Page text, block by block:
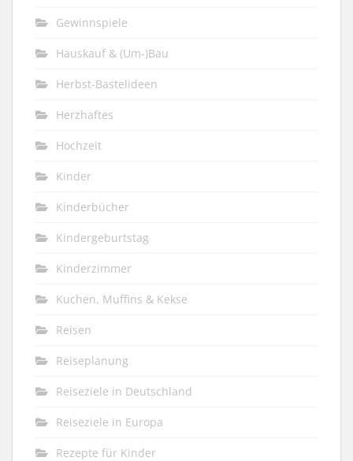
Gewinnspiele
Hauskauf & (Um-)Bau
Herbst-Bastelideen
Herzhaftes
Hochzeit
Kinder
Kinderbücher
Kindergeburtstag
Kinderzimmer
Kuchen, Muffins & Kekse
Reisen
Reiseplanung
Reiseziele in Deutschland
Reiseziele in Europa
Rezepte für Kinder